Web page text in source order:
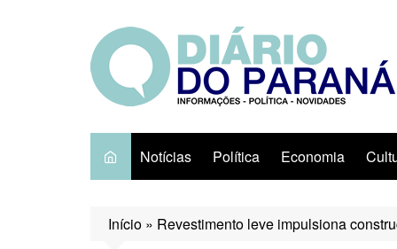
Notícias Política Economia
Início » Revestimento leve impulsiona